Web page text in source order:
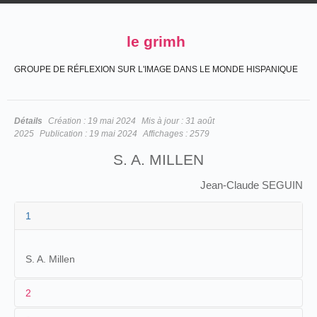
le grimh
GROUPE DE RÉFLEXION SUR L'IMAGE DANS LE MONDE HISPANIQUE
Détails Création : 19 mai 2024 Mis à jour : 31 août
2025 Publication : 19 mai 2024 Affichages : 2579
S. A. MILLEN
Jean-Claude SEGUIN
1
S. A. Millen
2